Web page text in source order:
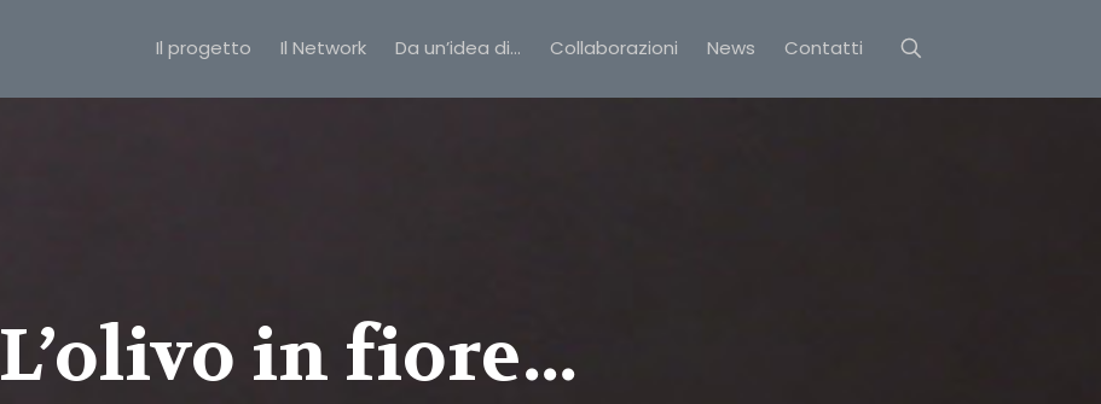
Il progetto Il Network Da un’idea di… Collaborazioni News Contatti
L’olivo in fiore…